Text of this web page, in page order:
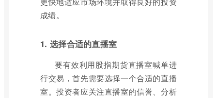
成绩。
1. 选择合适的直播室
要有效利用股指期货直播室喊单进
行交易，首先需要选择一个合适的直播
室。投资者应关注直播室的信誉、分析